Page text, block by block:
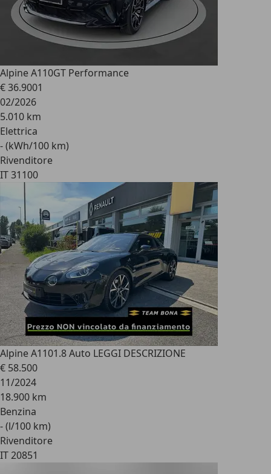
Alpine A110GT Performance
€ 36.9001
02/2026
5.010 km
Elettrica
- (kWh/100 km)
Rivenditore
IT 31100
Alpine A1101.8 Auto LEGGI DESCRIZIONE
€ 58.500
11/2024
18.900 km
Benzina
- (l/100 km)
Rivenditore
IT 20851